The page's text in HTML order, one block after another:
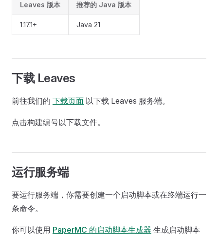
Leaves 版本 推荐的 Java 版本
1.17.1+ Java 21
下载 Leaves
前往我们的 下载页面 以下载 Leaves 服务端。
点击构建编号以下载文件。
运行服务端
要运行服务端，你需要创建一个启动脚本或在终端运行一
条命令。
你可以使用 PaperMC 的启动脚本生成器 生成启动脚本